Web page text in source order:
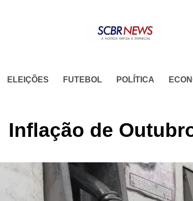
ELEIÇÕES FUTEBOL POLÍTICA
Inflação de